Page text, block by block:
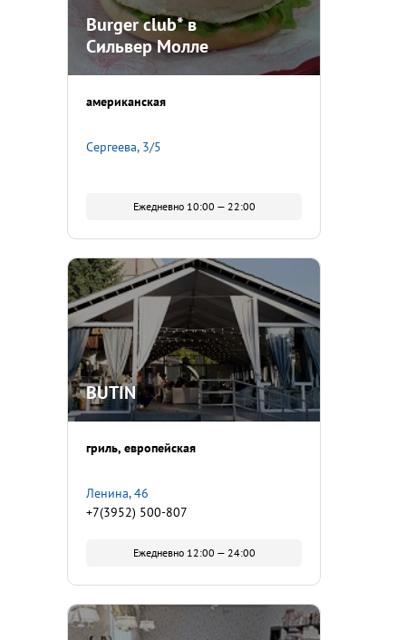
Burger club* в
Сильвер Молле
американская
Сергеева, 3/5
Ежедневно 10:00 — 22:00
BUTIN
гриль европейская
Ленина, 46
+7(3952) 500-807
Ежедневно 12:00 — 24:00